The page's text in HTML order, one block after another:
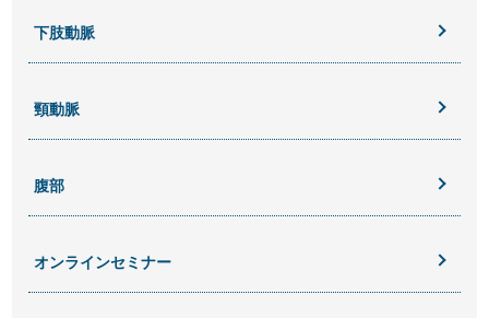
下肢動脈
頸動脈
腹部
オンラインセミナー